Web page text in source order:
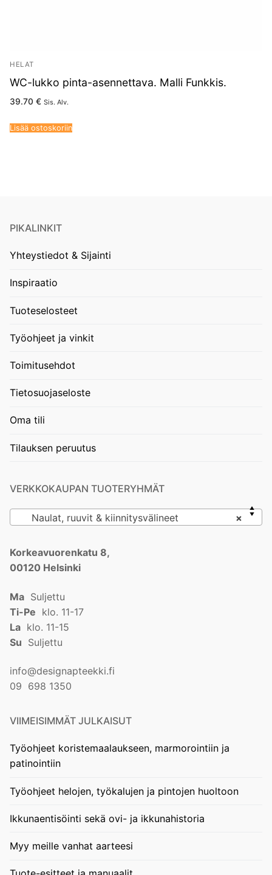
HELAT
WC-lukko pinta-asennettava. Malli Funkkis.
39.70 € Sis. Alv.
Lisää ostoskoriin
PIKALINKIT
Yhteystiedot & Sijainti
Inspiraatio
Tuoteselosteet
Työohjeet ja vinkit
Toimitusehdot
Tietosuojaseloste
Oma tili
Tilauksen peruutus
VERKKOKAUPAN TUOTERYHMÄT
×
Naulat, ruuvit & kiinnitysvälineet
Korkeavuorenkatu 8,
00120 Helsinki
Ma Suljettu
Ti-Pe klo. 11-17
La klo. 11-15
Su Suljettu
info@designapteekki.fi
09 698 1350
VIIMEISIMMÄT JULKAISUT
Työohjeet koristemaalaukseen, marmorointiin ja
patinointiin
Työohjeet helojen, työkalujen ja pintojen huoltoon
Ikkunaentisöinti sekä ovi- ja ikkunahistoria
Myy meille vanhat aarteesi